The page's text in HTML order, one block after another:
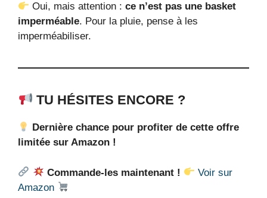
Oui, mais attention :ce n’est pas une basket
imperméable. Pour la pluie, pense à les
imperméabiliser.
TU HÉSITES ENCORE ?
Dernière chance pour profiter de cette offre
limitée sur Amazon !
Commande-les maintenant !
Voir sur
Amazon